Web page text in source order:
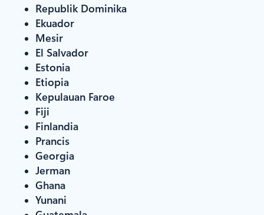
Republik Dominika
Ekuador
Mesir
El Salvador
Estonia
Etiopia
Kepulauan Faroe
Fiji
Finlandia
Prancis
Georgia
Jerman
Ghana
Yunani